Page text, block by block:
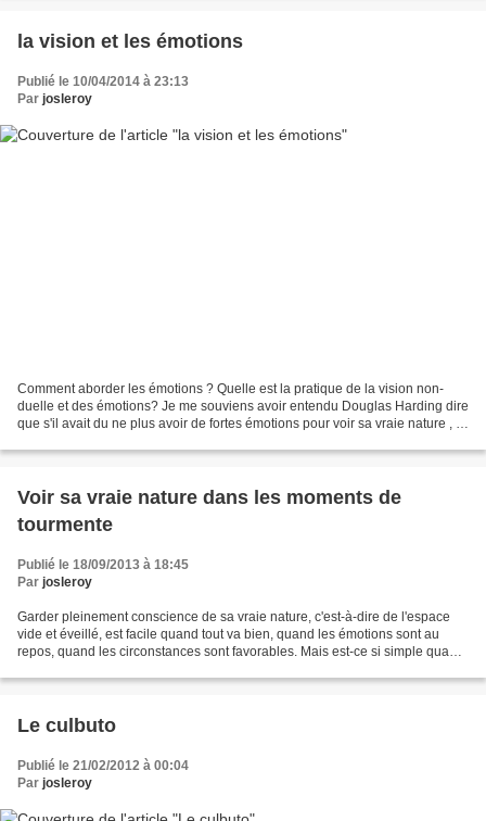
la vision et les émotions
Publié le 10/04/2014 à 23:13
Par josleroy
Comment aborder les émotions ? Quelle est la pratique de la vision non-
duelle et des émotions? Je me souviens avoir entendu Douglas Harding dire
que s'il avait du ne plus avoir de fortes émotions pour voir sa vraie nature , il
Voir sa vraie nature dans les moments de
tourmente
Publié le 18/09/2013 à 18:45
Par josleroy
Garder pleinement conscience de sa vraie nature, c'est-à-dire de l'espace
vide et éveillé, est facile quand tout va bien, quand les émotions sont au
repos, quand les circonstances sont favorables. Mais est-ce si simple quand
Le culbuto
Publié le 21/02/2012 à 00:04
Par josleroy